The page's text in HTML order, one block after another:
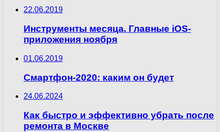
22.06.2019
Инструменты месяца. Главные iOS-
приложения ноября
01.06.2019
Смартфон-2020: каким он будет
24.06.2024
Как быстро и эффективно убрать после
ремонта в Москве